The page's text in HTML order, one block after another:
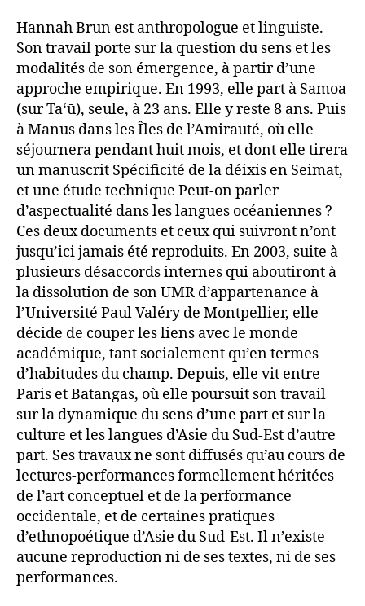
Hannah Brun est anthropologue et linguiste.
Son travail porte sur la question du sens et les
modalités de son émergence, à partir d’une
approche empirique. En 1993, elle part à Samoa
(sur Ta‘ū), seule, à 23 ans. Elle y reste 8 ans. Puis
à Manus dans les Îles de l’Amirauté, où elle
séjournera pendant huit mois, et dont elle tirera
un manuscrit Spécificité de la déixis en Seimat,
et une étude technique Peut-on parler
d’aspectualité dans les langues océaniennes ?
Ces deux documents et ceux qui suivront n’ont
jusqu’ici jamais été reproduits. En 2003, suite à
plusieurs désaccords internes qui aboutiront à
la dissolution de son UMR d’appartenance à
l’Université Paul Valéry de Montpellier, elle
décide de couper les liens avec le monde
académique, tant socialement qu’en termes
d’habitudes du champ. Depuis, elle vit entre
Paris et Batangas, où elle poursuit son travail
sur la dynamique du sens d’une part et sur la
culture et les langues d’Asie du Sud-Est d’autre
part. Ses travaux ne sont diffusés qu’au cours de
lectures-performances formellement héritées
de l’art conceptuel et de la performance
occidentale, et de certaines pratiques
d’ethnopoétique d’Asie du Sud-Est. Il n’existe
aucune reproduction ni de ses textes, ni de ses
performances.